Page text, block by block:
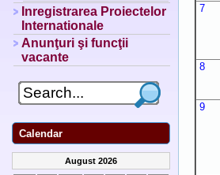
7
8
9
Inregistrarea Proiectelor
Internationale
Anunţuri şi funcţii
vacante
Calendar
August 2026